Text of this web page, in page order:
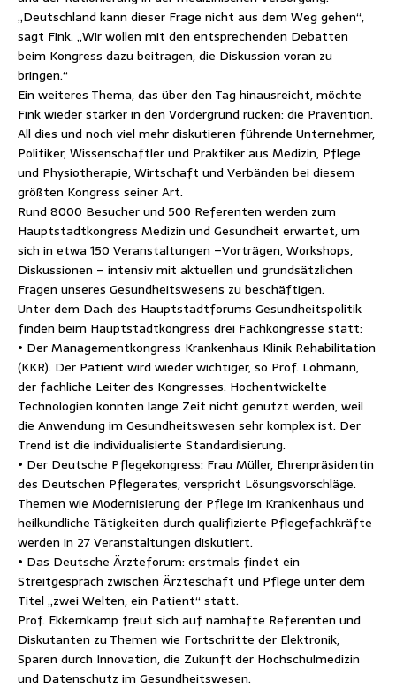
„Deutschland kann dieser Frage nicht aus dem Weg gehen“,
sagt Fink. „Wir wollen mit den entsprechenden Debatten
beim Kongress dazu beitragen, die Diskussion voran zu
bringen.“
Ein weiteres Thema, das über den Tag hinausreicht, möchte
Fink wieder stärker in den Vordergrund rücken: die Prävention.
All dies und noch viel mehr diskutieren führende Unternehmer,
Politiker, Wissenschaftler und Praktiker aus Medizin, Pflege
und Physiotherapie, Wirtschaft und Verbänden bei diesem
größten Kongress seiner Art.
Rund 8000 Besucher und 500 Referenten werden zum
Hauptstadtkongress Medizin und Gesundheit erwartet, um
sich in etwa 150 Veranstaltungen –Vorträgen, Workshops,
Diskussionen – intensiv mit aktuellen und grundsätzlichen
Fragen unseres Gesundheitswesens zu beschäftigen.
Unter dem Dach des Hauptstadtforums Gesundheitspolitik
finden beim Hauptstadtkongress drei Fachkongresse statt:
• Der Managementkongress Krankenhaus Klinik Rehabilitation
(KKR). Der Patient wird wieder wichtiger, so Prof. Lohmann,
der fachliche Leiter des Kongresses. Hochentwickelte
Technologien konnten lange Zeit nicht genutzt werden, weil
die Anwendung im Gesundheitswesen sehr komplex ist. Der
Trend ist die individualisierte Standardisierung.
• Der Deutsche Pflegekongress: Frau Müller, Ehrenpräsidentin
des Deutschen Pflegerates, verspricht Lösungsvorschläge.
Themen wie Modernisierung der Pflege im Krankenhaus und
heilkundliche Tätigkeiten durch qualifizierte Pflegefachkräfte
werden in 27 Veranstaltungen diskutiert.
• Das Deutsche Ärzteforum: erstmals findet ein
Streitgespräch zwischen Ärzteschaft und Pflege unter dem
Titel „zwei Welten, ein Patient“ statt.
Prof. Ekkernkamp freut sich auf namhafte Referenten und
Diskutanten zu Themen wie Fortschritte der Elektronik,
Sparen durch Innovation, die Zukunft der Hochschulmedizin
und Datenschutz im Gesundheitswesen.